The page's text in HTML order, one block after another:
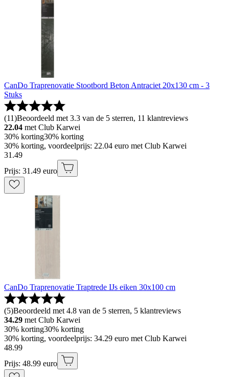
CanDo Traprenovatie Stootbord Beton Antraciet 20x130 cm - 3
Stuks
(11)Beoordeeld met 3.3 van de 5 sterren, 11 klantreviews
22.04 met Club Karwei
30% korting30% korting
30% korting, voordeelprijs: 22.04 euro met Club Karwei
31 .49
Prijs: 31.49 euro
CanDo Traprenovatie Traptrede IJs eiken 30x100 cm
(5)Beoordeeld met 4.8 van de 5 sterren, 5 klantreviews
34.29 met Club Karwei
30% korting30% korting
30% korting, voordeelprijs: 34.29 euro met Club Karwei
48.99
Prijs: 48.99 euro